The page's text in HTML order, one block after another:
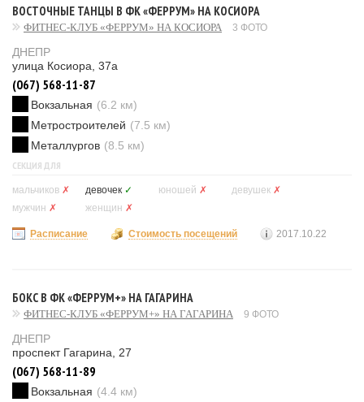
ВОСТОЧНЫЕ ТАНЦЫ В ФК «ФЕРРУМ» НА КОСИОРА
ФИТНЕС-КЛУБ «ФЕРРУМ» НА КОСИОРА 3 ФОТО
ДНЕПР
улица Косиора, 37а
(067) 568-11-87
Вокзальная (6.2 км)
Метростроителей (7.5 км)
Металлургов (8.5 км)
СЕКЦИЯ ДЛЯ
мальчиков ✗ девочек ✓ юношей ✗ девушек ✗
мужчин ✗ женщин ✗
Расписание Стоимость посещений 2017.10.22
БОКС В ФК «ФЕРРУМ+» НА ГАГАРИНА
ФИТНЕС-КЛУБ «ФЕРРУМ+» НА ГАГАРИНА 9 ФОТО
ДНЕПР
проспект Гагарина, 27
(067) 568-11-89
Вокзальная (4.4 км)